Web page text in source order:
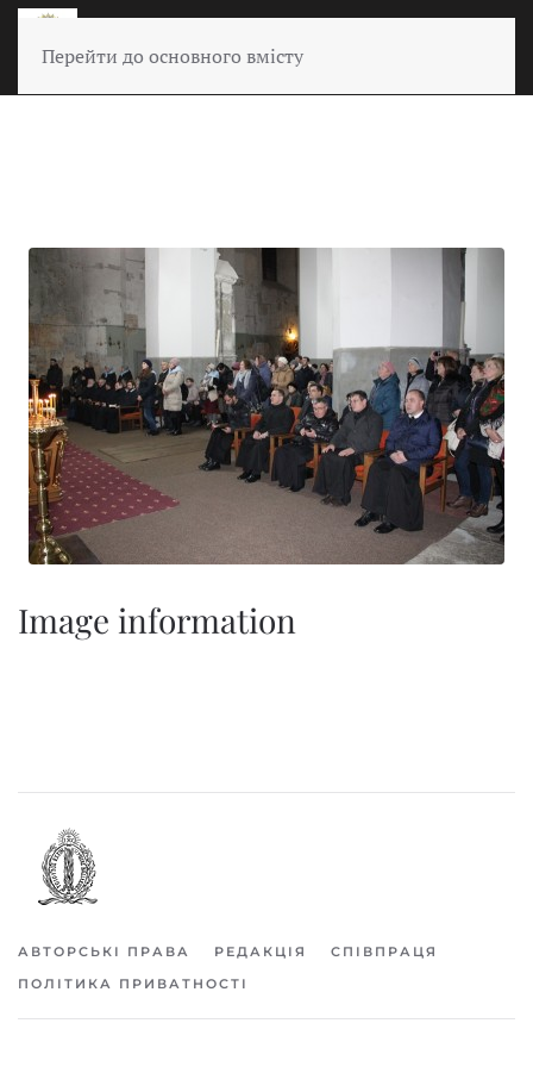
Перейти до основного вмісту
Image information
АВТОРСЬКІ ПРАВА РЕДАКЦІЯ
СПІВПРАЦЯ
ПОЛІТИКА ПРИВАТНОСТІ